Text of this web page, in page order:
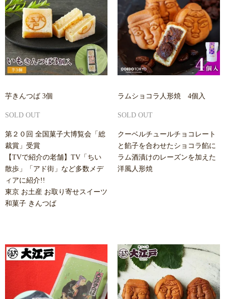
芋きんつば 3個
SOLD OUT
第２０回 全国菓子大博覧会「総
裁賞」受賞
【TVで紹介の老舗】TV「ちい
散歩」「アド街」など多数メデ
ィアに紹介!!
東京 お土産 お取り寄せスイーツ
和菓子 きんつば
ラムショコラ人形焼 4個入
SOLD OUT
クーベルチュールチョコレート
と餡子を合わせたショコラ餡に
ラム酒漬けのレーズンを加えた
洋風人形焼